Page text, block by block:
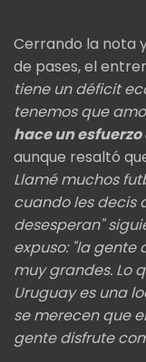
Cerrando la nota
de pases, el
tiene un déficit
tenemos que
hace un
aunque resaltó
Llamé muchos
cuando les decis
desesperan"
expuso: "la gente
muy grandes. Lo
Uruguay es una
se merecen que
gente disfrute